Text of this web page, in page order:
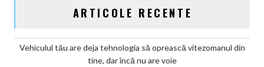
ARTICOLE RECENTE
Vehiculul tău are deja tehnologia să oprească vitezomanul din
tine, dar încă nu are voie